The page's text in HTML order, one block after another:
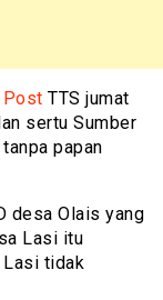
Post TTS jumat
sertu Sumber
papan
desa Olais yang
Lasi itu
Lasi tidak